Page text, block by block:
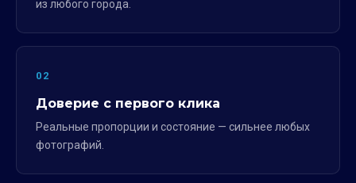
из любого города.
02
Доверие с первого клика
Реальные пропорции и состояние — сильнее любых
фотографий.